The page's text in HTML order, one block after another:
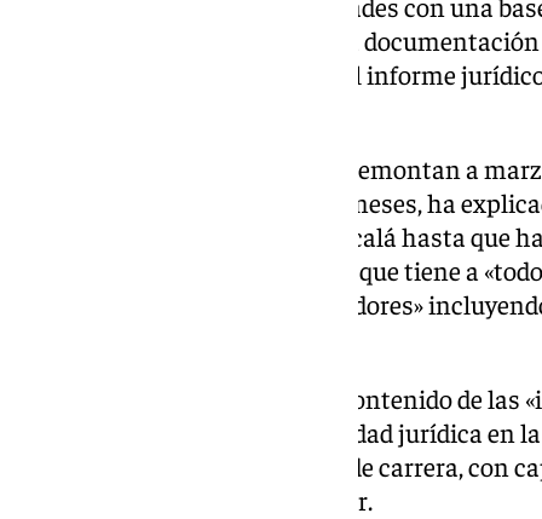
a la actual cúpula del museo. La
de abogados que ha redactado el informe
Son datos sobre hechos que se remontan a
documentando en los últimos meses, ha
los medios que ha apoyado a Alcalá hasta que
y ha recalcado la consideración que tiene a
Ciencias», con sus «200 trabajadores»
Sin entrar en detalles sobre el contenido de las
necesario «restablecer la seguridad jurídica en
secretario general funcionario de carrera, con
de legalidad» en el consejo rector.